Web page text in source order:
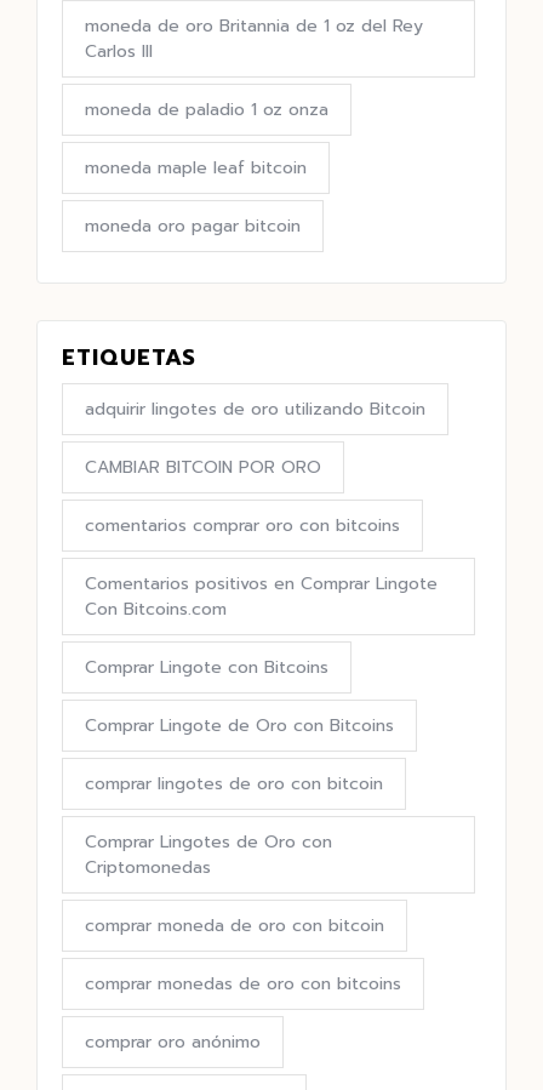
moneda de oro Britannia de 1 oz del Rey
Carlos III
moneda de paladio 1 oz onza
moneda maple leaf bitcoin
moneda oro pagar bitcoin
ETIQUETAS
adquirir lingotes de oro utilizando Bitcoin
CAMBIAR BITCOIN POR ORO
comentarios comprar oro con bitcoins
Comentarios positivos en Comprar Lingote
Con Bitcoins.com
Comprar Lingote con Bitcoins
Comprar Lingote de Oro con Bitcoins
comprar lingotes de oro con bitcoin
Comprar Lingotes de Oro con
Criptomonedas
comprar moneda de oro con bitcoin
comprar monedas de oro con bitcoins
comprar oro anónimo